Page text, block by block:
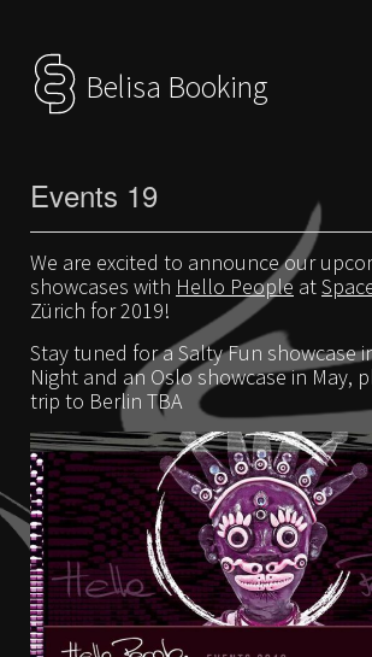
Belisa Booking
Events 19
We are excited to announce our
showcases with Hello Peopleat
Zürich for 2019!
Stay tuned for a Salty Fun showcase
Night and an Oslo showcase in May,
trip to Berlin TBA